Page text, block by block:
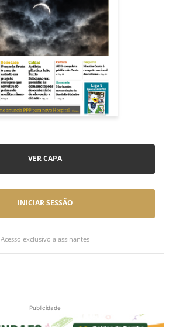
VER CAPA
INICIAR SESSÃO
Acesso exclusivo a assinantes
Publicidade